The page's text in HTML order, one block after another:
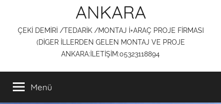
ANKARA
ÇEKİ DEMİRİ /TEDARİK /MONTAJ İ+ARAÇ PROJE FİRMASI
(DİGER İLLERDEN GELEN MONTAJ VE PROJE
ANKARA:İLETİŞİM:05323118894
Menü